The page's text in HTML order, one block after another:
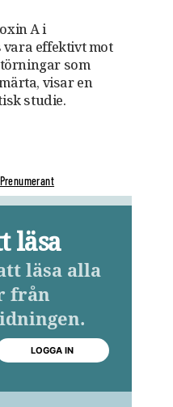
A i
effektivt mot
som
visar en
studie.
läsa
läsa alla
från
LOGGA IN